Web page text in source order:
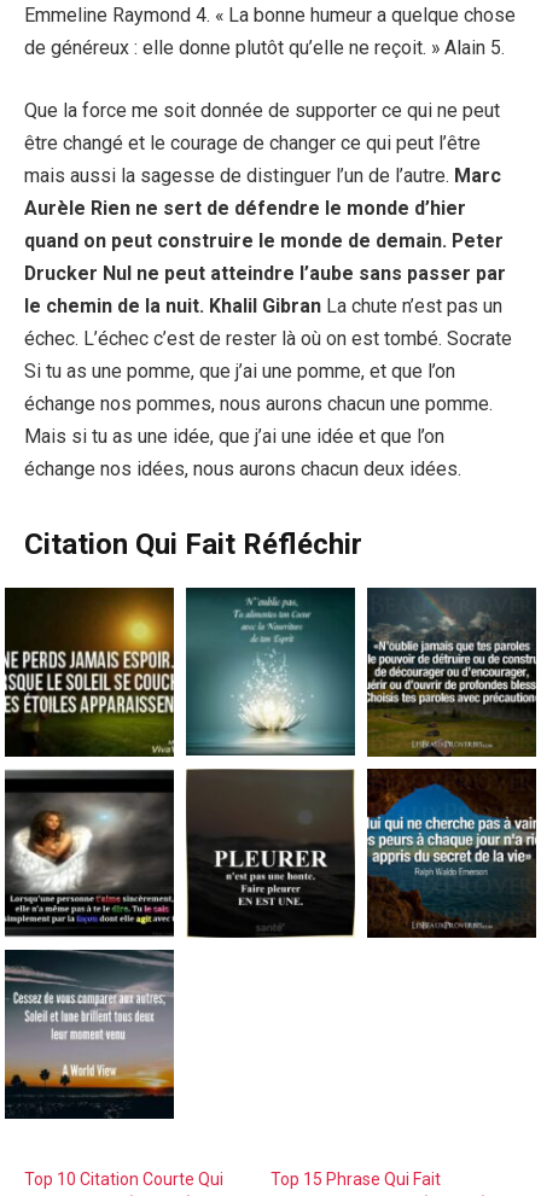
Emmeline Raymond 4. « La bonne humeur a quelque chose
de généreux : elle donne plutôt qu’elle ne reçoit. » Alain 5.
Que la force me soit donnée de supporter ce qui ne peut
être changé et le courage de changer ce qui peut l’être
mais aussi la sagesse de distinguer l’un de l’autre. Marc
Aurèle Rien ne sert de défendre le monde d’hier
quand on peut construire le monde de demain. Peter
Drucker Nul ne peut atteindre l’aube sans passer par
le chemin de la nuit. Khalil Gibran La chute n’est pas un
échec. L’échec c’est de rester là où on est tombé. Socrate
Si tu as une pomme, que j’ai une pomme, et que l’on
échange nos pommes, nous aurons chacun une pomme.
Mais si tu as une idée, que j’ai une idée et que l’on
échange nos idées, nous aurons chacun deux idées.
Citation Qui Fait Réfléchir
Top 10 Citation Courte Qui
Top 15 Phrase Qui Fait